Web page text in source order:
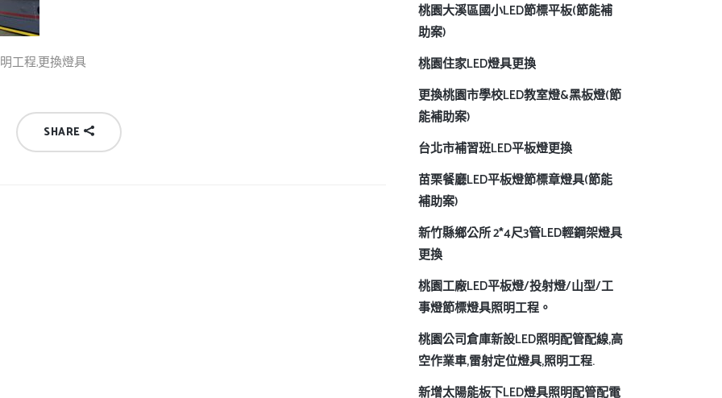
明工程,更換燈具
SHARE
桃園大溪區國小LED節標平板(節能補
助案)
桃園住家LED燈具更換
更換桃園市學校LED教室燈&黑板燈(節
能補助案)
台北市補習班LED平板燈更換
苗栗餐廳LED平板燈節標章燈具(節能
補助案)
新竹縣鄉公所 2*4尺3管LED輕鋼架燈具
更換
桃園工廠LED平板燈/投射燈/山型/工
事燈節標燈具照明工程。
桃園公司倉庫新設LED照明配管配線,高
空作業車,雷射定位燈具,照明工程.
新增太陽能板下LED燈具照明配管配電